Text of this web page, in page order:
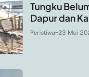
Tungku
Dapur dan
Peristiwa-23 Mei